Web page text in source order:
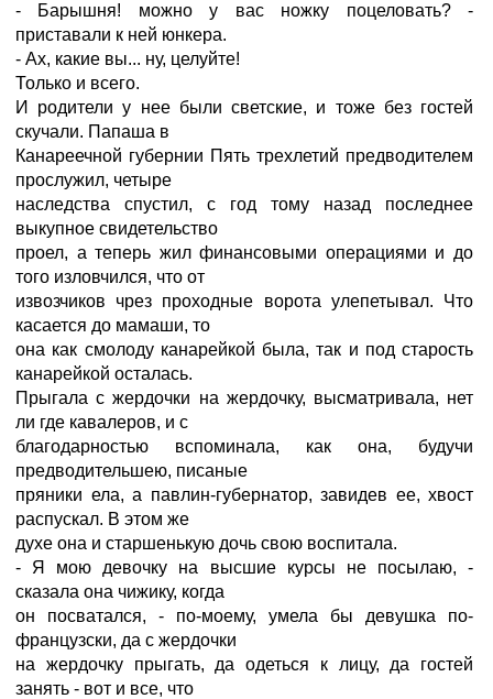
- Барышня! можно у вас ножку поцеловать? -
приставали к ней юнкера.
- Ах, какие вы... ну, целуйте!
Только и всего.
И родители у нее были светские, и тоже без гостей
скучали. Папаша в
Канареечной губернии Пять трехлетий предводителем
прослужил, четыре
наследства спустил, с год тому назад последнее
выкупное свидетельство
проел, а теперь жил финансовыми операциями и до
того изловчился, что от
извозчиков чрез проходные ворота улепетывал. Что
касается до мамаши, то
она как смолоду канарейкой была, так и под старость
канарейкой осталась.
Прыгала с жердочки на жердочку, высматривала, нет
ли где кавалеров, и с
благодарностью вспоминала, как она, будучи
предводительшею, писаные
пряники ела, а павлин-губернатор, завидев ее, хвост
распускал. В этом же
духе она и старшенькую дочь свою воспитала.
- Я мою девочку на высшие курсы не посылаю, -
сказала она чижику, когда
он посватался, - по-моему, умела бы девушка по-
французски, да с жердочки
на жердочку прыгать, да одеться к лицу, да гостей
занять - вот и все, что